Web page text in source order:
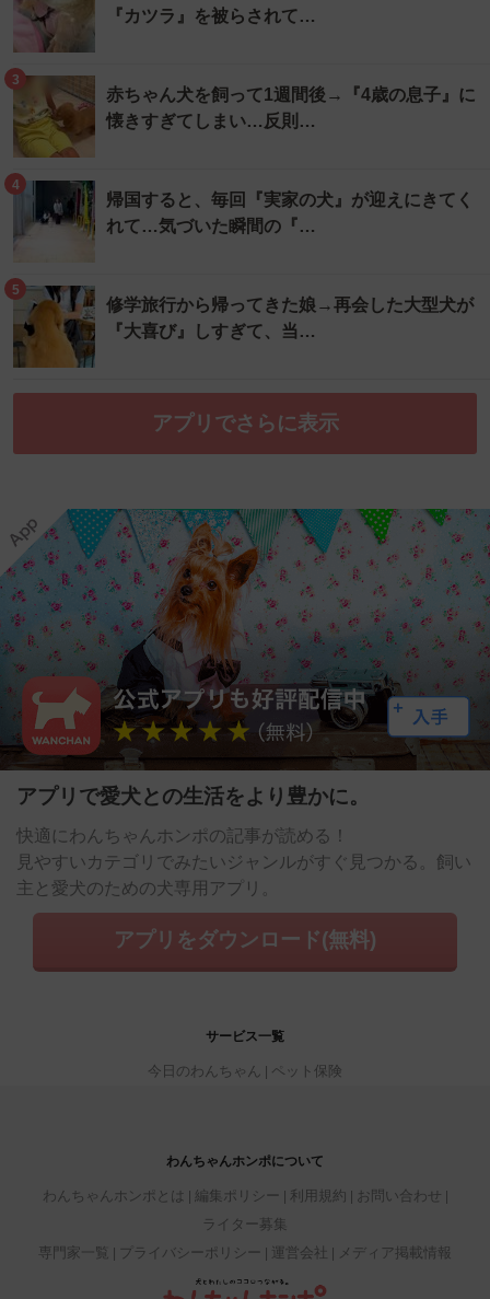
『カツラ』を被らされて…
3
赤ちゃん犬を飼って1週間後→『4歳の息子』に
懐きすぎてしまい…反則…
4
帰国すると、毎回『実家の犬』が迎えにきてく
れて…気づいた瞬間の『…
5
修学旅行から帰ってきた娘→再会した大型犬が
『大喜び』しすぎて、当…
アプリでさらに表示
アプリで愛犬との生活をより豊かに。
快適にわんちゃんホンポの記事が読める！
見やすいカテゴリでみたいジャンルがすぐ見つかる。飼い
主と愛犬のための犬専用アプリ。
アプリをダウンロード(無料)
サービス一覧
今日のわんちゃん ペット保険
わんちゃんホンポについて
わんちゃんホンポとは 編集ポリシー 利用規約
お問い合わせ
ライター募集
専門家一覧
プライバシーポリシー 運営会社 メディア掲載情報